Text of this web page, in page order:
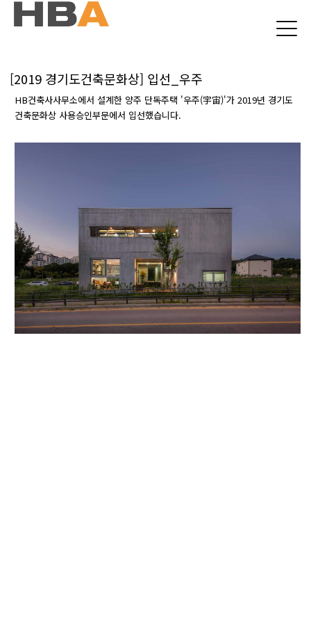
본문 바로가기
[2019 경기도건축문화상] 입선_우주
HB건축사사무소에서 설계한 양주 단독주택 '우주(宇宙)'가 2019년 경기도
건축문화상 사용승인부문에서 입선했습니다.